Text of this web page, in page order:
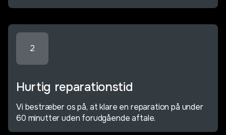
2
Hurtig reparationstid
Vi bestræber os på, at klare en reparation på under
60 minutter uden forudgående aftale.